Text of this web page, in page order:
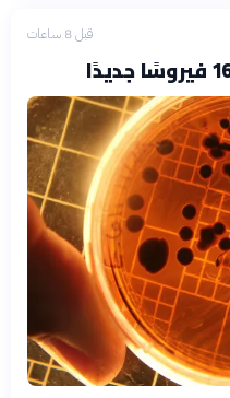
قبل 8 ساعات